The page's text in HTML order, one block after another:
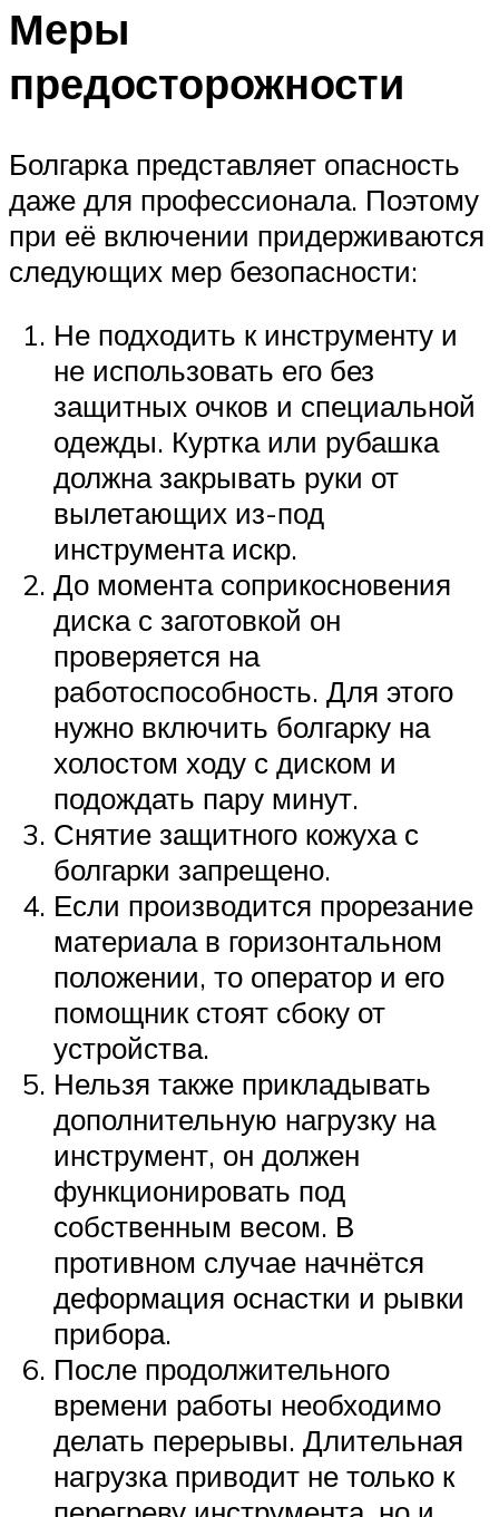
Меры
предосторожности
Болгарка представляет опасность
даже для профессионала. Поэтому
при её включении придерживаются
следующих мер безопасности:
Не подходить к инструменту и
не использовать его без
защитных очков и специальной
одежды. Куртка или рубашка
должна закрывать руки от
вылетающих из-под
инструмента искр.
До момента соприкосновения
диска с заготовкой он
проверяется на
работоспособность. Для этого
нужно включить болгарку на
холостом ходу с диском и
подождать пару минут.
Снятие защитного кожуха с
болгарки запрещено.
Если производится прорезание
материала в горизонтальном
положении, то оператор и его
помощник стоят сбоку от
устройства.
Нельзя также прикладывать
дополнительную нагрузку на
инструмент, он должен
функционировать под
собственным весом. В
противном случае начнётся
деформация оснастки и рывки
прибора.
После продолжительного
времени работы необходимо
делать перерывы. Длительная
нагрузка приводит не только к